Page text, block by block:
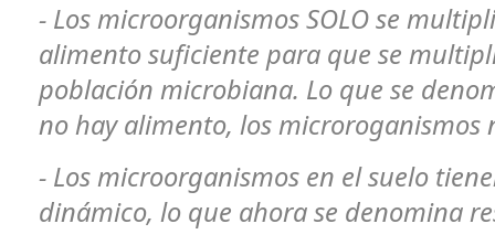
- Los microorganismos SOLO se
alimento suficiente para que se
población microbiana. Lo que se
no hay alimento, los microroganismos
- Los microorganismos en el suelo
dinámico, lo que ahora se denomina